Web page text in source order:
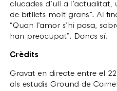
clucades d’ull a l’actualitat,
de bitllets molt grans”. Al
“Quan l’amor s’hi posa,
han preocupat”. Doncs sí.
Crèdits
Gravat en directe entre el
als estudis Ground de